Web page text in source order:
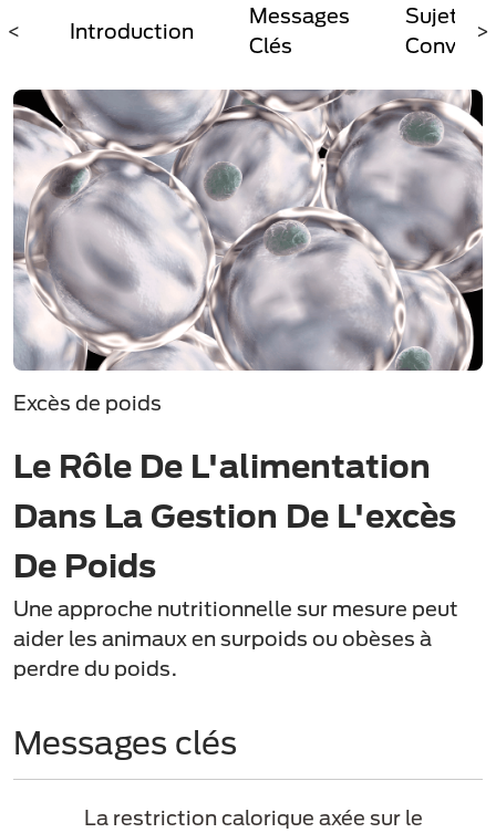
< >
Introduction
Messages
Clés
Sujet De
Excès de poids
Le Rôle De L'alimentation
Dans La Gestion De L'excès
De Poids
Une approche nutritionnelle sur mesure peut
aider les animaux en surpoids ou obèses à
perdre du poids.
Messages clés
La restriction calorique axée sur le